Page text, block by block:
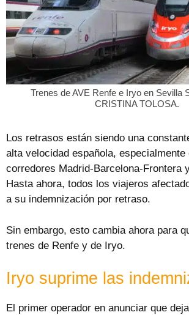
Trenes de AVE Renfe e Iryo en Sevilla
CRISTINA TOLOSA.
Los retrasos están siendo una
alta velocidad española, especialmente
corredores Madrid-Barcelona-Frontera
Hasta ahora, todos los viajeros
a su indemnización por retraso.
Sin embargo, esto cambia ahora para
trenes de Renfe y de Iryo.
Iryo suprime las
El primer operador en anunciar que